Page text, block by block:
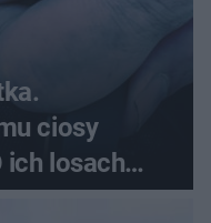
ciosy
ich losach